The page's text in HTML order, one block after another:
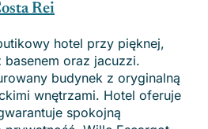
Rei
hotel przy pięknej,
oraz jacuzzi.
budynek z oryginalną
wnętrzami. Hotel oferuje
spokojną